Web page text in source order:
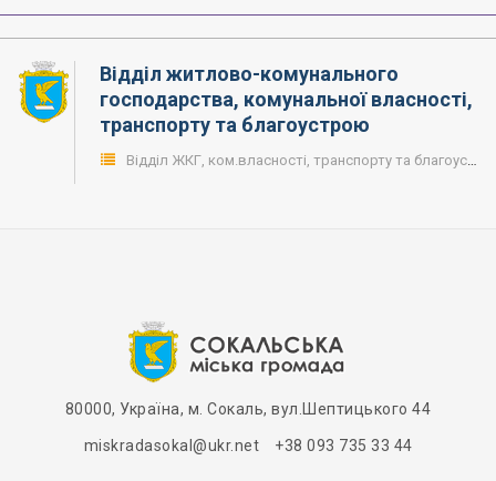
Відділ житлово-комунального
господарства, комунальної власності,
транспорту та благоустрою
Відділ ЖКГ, ком.власності, транспорту та благоустрою
80000, Україна, м. Сокаль, вул.Шептицького 44
miskradasokal@ukr.net +38 093 735 33 44